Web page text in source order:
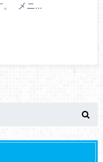
。 メニ…